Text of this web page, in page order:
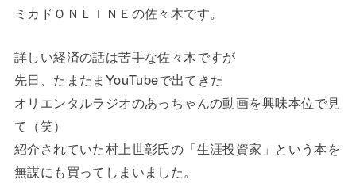
ミカドＯＮＬＩＮＥの佐々木です。
詳しい経済の話は苦手な佐々木ですが
先日、たまたまYouTubeで出てきた
オリエンタルラジオのあっちゃんの動画を興味本位で見
て（笑）
紹介されていた村上世彰氏の「生涯投資家」という本を
無謀にも買ってしまいました。